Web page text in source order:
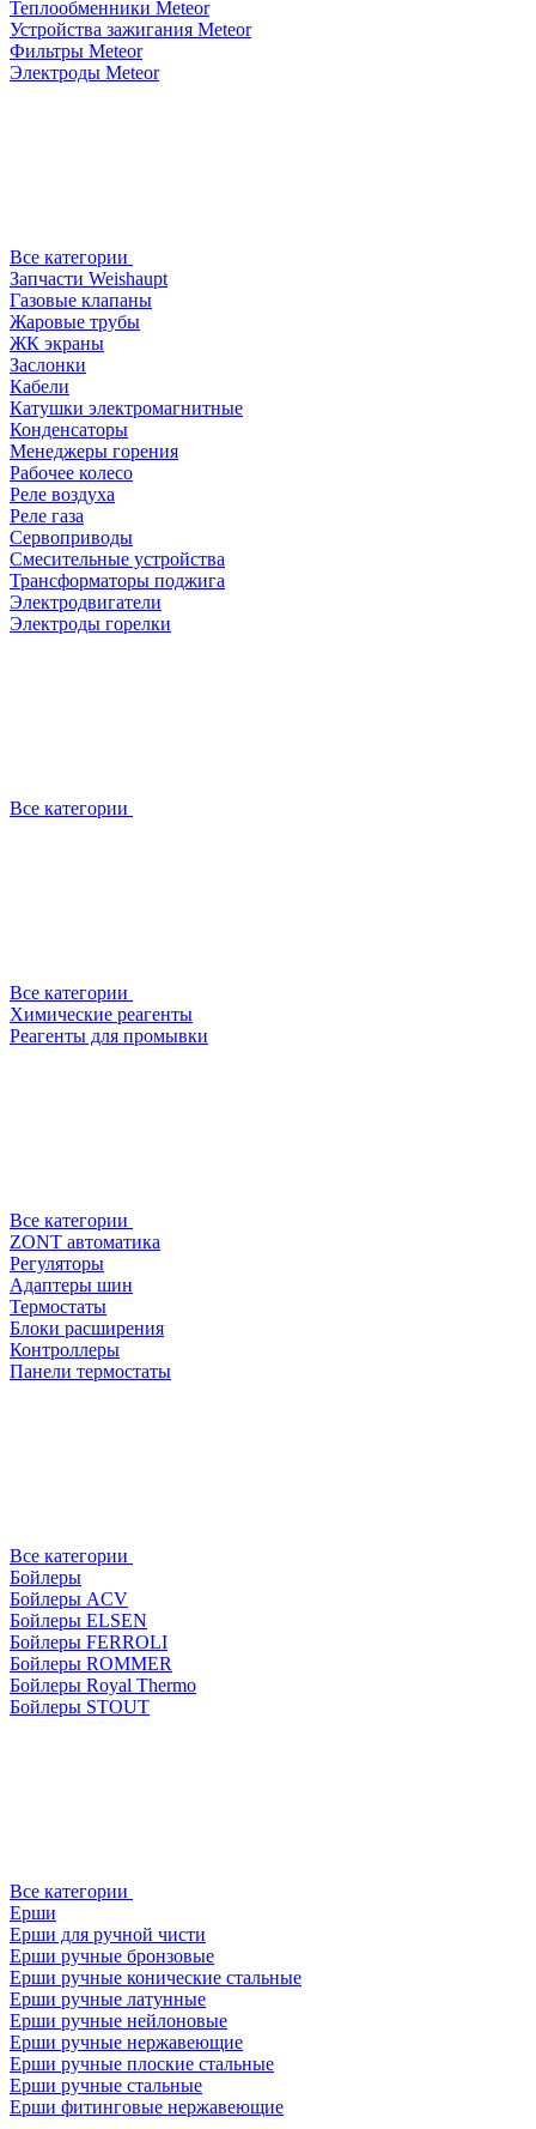
Теплообменники Meteor
Устройства зажигания Meteor
Фильтры Meteor
Электроды Meteor
Все категории
Запчасти Weishaupt
Газовые клапаны
Жаровые трубы
ЖК экраны
Заслонки
Кабели
Катушки электромагнитные
Конденсаторы
Менеджеры горения
Рабочее колесо
Реле воздухa
Реле газа
Сервоприводы
Смесительные устройства
Трансформаторы поджига
Электродвигатели
Электроды горелки
Все категории
Все категории
Химические реагенты
Реагенты для промывки
Все категории
ZONT автоматика
Регуляторы
Адаптеры шин
Термостаты
Блоки расширения
Контроллеры
Панели термостаты
Все категории
Бойлеры
Бойлеры ACV
Бойлеры ELSEN
Бойлеры FERROLI
Бойлеры ROMMER
Бойлеры Royal Thermo
Бойлеры STOUT
Все категории
Ерши
Ерши для ручной чисти
Ерши ручные бронзовые
Ерши ручные конические стальные
Ерши ручные латунные
Ерши ручные нейлоновые
Ерши ручные нержавеющие
Ерши ручные плоские стальные
Ерши ручные стальные
Ерши фитинговые нержавеющие